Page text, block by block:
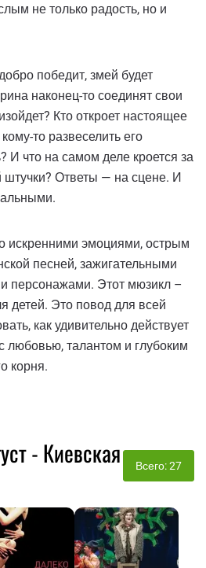
не только радость, но и
победит, змей будет
наконец-то соединят свои
Кто откроет настоящее
то развеселить его
И что на самом деле кроется за
штучки? Ответы — на сцене. И
искренними эмоциями, острым
песней, зажигательными
персонажами. Этот мюзикл –
детей. Это повод для всей
как удивительно действует
любовью, талантом и глубоким
корня.
- Киевская
Всего: 27